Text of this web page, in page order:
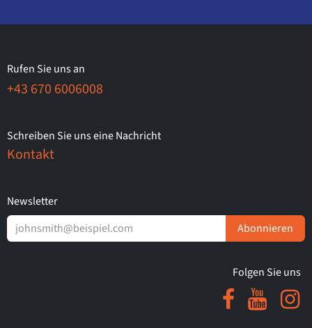
Rufen Sie uns an
+43 670 6006008
Schreiben Sie uns eine Nachricht
Kontakt
Newsletter
Abonnieren
Folgen Sie uns